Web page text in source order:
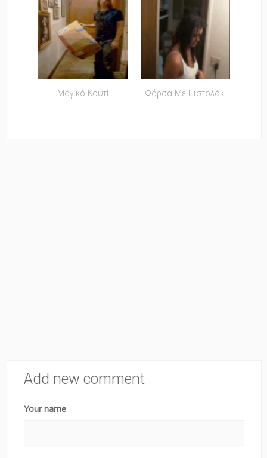
Μαγικό Κουτί Φάρσα Με Πιστολάκι
Add new comment
Your name